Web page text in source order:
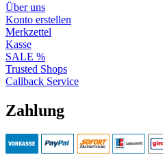
Über uns
Konto erstellen
Merkzettel
Kasse
SALE %
Trusted Shops
Callback Service
Zahlung